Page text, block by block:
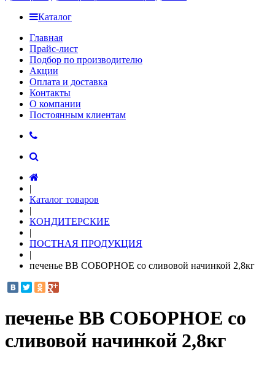
Каталог
Главная
Прайс-лист
Подбор по производителю
Акции
Оплата и доставка
Контакты
О компании
Постоянным клиентам
|
Каталог товаров
|
КОНДИТЕРСКИЕ
|
ПОСТНАЯ ПРОДУКЦИЯ
|
печенье ВВ СОБОРНОЕ со сливовой начинкой 2,8кг
печенье ВВ СОБОРНОЕ со
сливовой начинкой 2,8кг